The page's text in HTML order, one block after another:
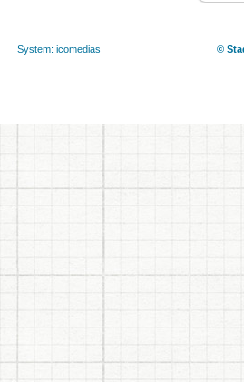
System: icomedias ©